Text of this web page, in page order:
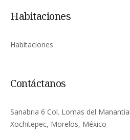
Habitaciones
Habitaciones
Contáctanos
Sanabria 6 Col. Lomas del Manantial
Xochitepec, Morelos, México